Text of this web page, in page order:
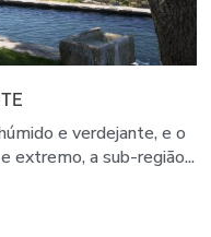
e verdejante, e o
extremo, a sub-região...